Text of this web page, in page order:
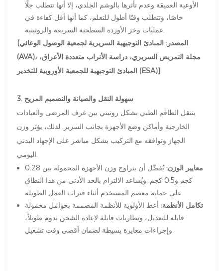
الأوعية العميقة وعدم تأثرها بالوشم الجلدي، إلا أنها تتطلب جلًا
خاصًا، وتتطلب وقتًا أطول للتعلم، كما أنها أقل كفاءة في
[المصدر: المبادئ التوجيهية السريرية لجمعية الوصول الوعائي
(AVA)، مجلة التمريض السريري، دراسة الأتراب متعددة الأعراق،
المبادئ التوجيهية للجمعية الأوروبية للتخدير (ESA)]
3. سهولة النقل والصيانة والتصميم المريح
يتنقل الطاقم الطبي بشكل روتيني بين غرف المرضى والعيادات
الخارجية وأماكن وضع الأجهزة بجانب السرير. لذلك، يؤثر وزن
الجهاز وتوافقه مع التركيب بشكل مباشر على الإجهاد البدني
معايير الوزن:
يُفضّل أن يتراوح وزن الأجهزة المحمولة بين 0.28
كجم و0.5 كجم. ويُساعد الالتزام بالحد الأدنى من هذا النطاق
تكامل الأنظمة: أعط الأولوية للأنظمة المصممة بحوامل محمولة
قابلة للتعديل، وبطاريات قابلة لإعادة الشحن تدوم طويلاً،